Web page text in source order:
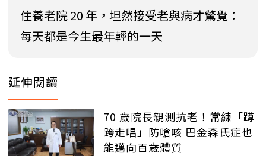
住養老院 20 年，坦然接受老與病才驚覺：
每天都是今生最年輕的一天
延伸閱讀
70 歲院長親測抗老！常練「蹲
跨走唱」防嗆咳 巴金森氏症也
能邁向百歲體質